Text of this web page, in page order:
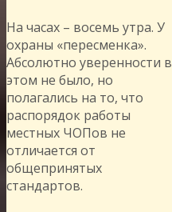
На часах – восемь утра. У
охраны «пересменка».
Абсолютно уверенности в
этом не было, но
полагались на то, что
распорядок работы
местных ЧОПов не
отличается от
общепринятых
стандартов.